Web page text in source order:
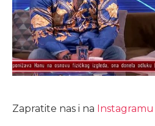
Zapratite nas i na Instagramu